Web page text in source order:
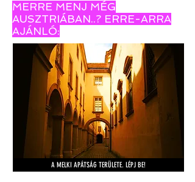
MERRE MENJ MÉG
AUSZTRIÁBAN..? ERRE-ARRA
AJÁNLÓ:
A MELKI APÁTSÁG TERÜLETE. LÉPJ BE!